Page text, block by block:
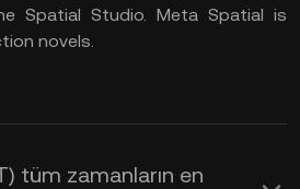
Spatial Studio. Meta Spatial is
novels.
tüm zamanların en